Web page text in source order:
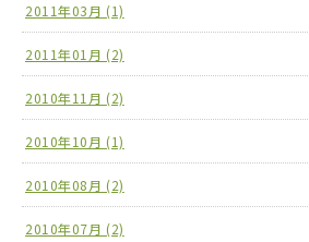
2011年03月 (1)
2011年01月 (2)
2010年11月 (2)
2010年10月 (1)
2010年08月 (2)
2010年07月 (2)